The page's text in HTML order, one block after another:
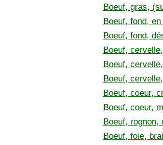
Boeuf, gras,
Boeuf, fond,
Boeuf, fond,
Boeuf,
Boeuf,
Boeuf,
Boeuf, coeur,
Boeuf, coeur,
Boeuf, rognon,
Boeuf, foie,